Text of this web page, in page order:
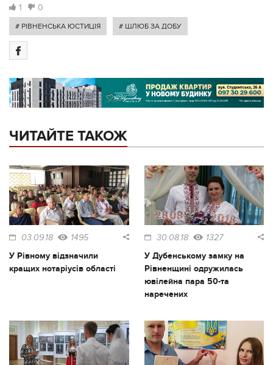
1 0
# РІВНЕНСЬКА ЮСТИЦІЯ # ШЛЮБ ЗА ДОБУ
ЧИТАЙТЕ ТАКОЖ
03.09.18 1495
У Рівному відзначили
кращих нотаріусів області
30.08.18 1327
У Дубенському замку на
Рівненщині одружилась
ювілейна пара 50-та
наречених